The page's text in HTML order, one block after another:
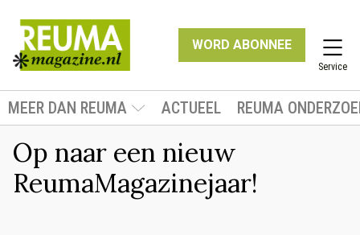
WORD ABONNEE
Service
MEER DAN REUMA ACTUEEL REUMA
Op naar een nieuw
ReumaMagazinejaar!